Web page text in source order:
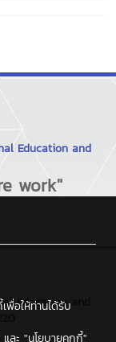
Education and
work"
Education and
พื่อให้ท่านได้รับ
และ "นโยบายคุกกี้"